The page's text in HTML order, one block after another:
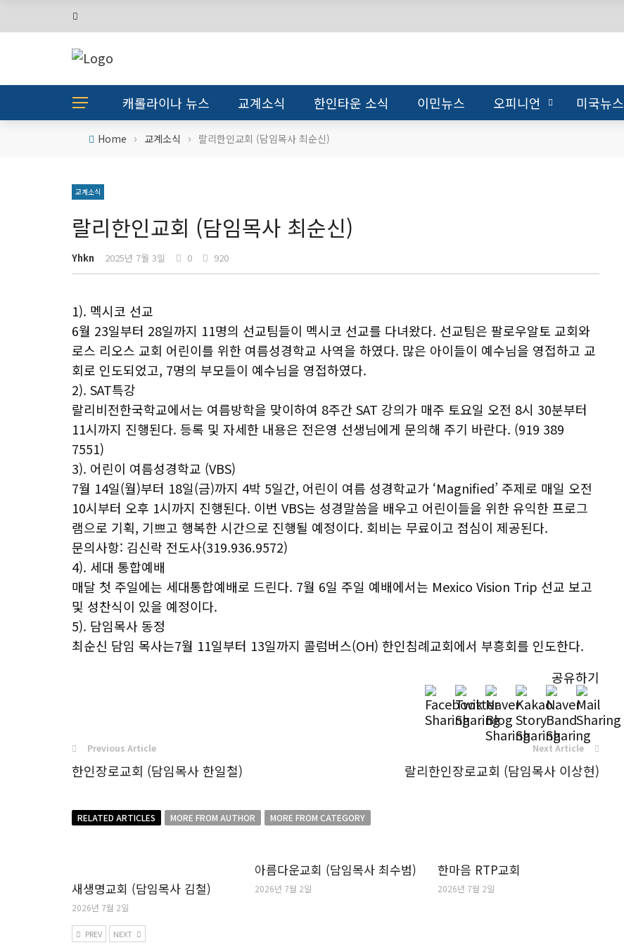
캐롤라이나 뉴스 교계소식 한인타운 소식 이민뉴스 오피니언 미국뉴스
Home › 교계소식 › 랄리한인교회 (담임목사 최순신)
교계소식
랄리한인교회 (담임목사 최순신)
Yhkn 2025년 7월 3일 0 920
1). 멕시코 선교
6월 23일부터 28일까지 11명의 선교팀들이 멕시코 선교를 다녀왔다. 선교팀은 팔로우알토 교회와
로스 리오스 교회 어린이를 위한 여름성경학교 사역을 하였다. 많은 아이들이 예수님을 영접하고 교
회로 인도되었고, 7명의 부모들이 예수님을 영접하였다.
2). SAT특강
랄리비전한국학교에서는 여름방학을 맞이하여 8주간 SAT 강의가 매주 토요일 오전 8시 30분부터
11시까지 진행된다. 등록 및 자세한 내용은 전은영 선생님에게 문의해 주기 바란다. (919 389
7551)
3). 어린이 여름성경학교 (VBS)
7월 14일(월)부터 18일(금)까지 4박 5일간, 어린이 여름 성경학교가 ‘Magnified’ 주제로 매일 오전
10시부터 오후 1시까지 진행된다. 이번 VBS는 성경말씀을 배우고 어린이들을 위한 유익한 프로그
램으로 기획, 기쁘고 행복한 시간으로 진행될 예정이다. 회비는 무료이고 점심이 제공된다.
문의사항: 김신락 전도사(319.936.9572)
4). 세대 통합예배
매달 첫 주일에는 세대통합예배로 드린다. 7월 6일 주일 예배에서는 Mexico Vision Trip 선교 보고
및 성찬식이 있을 예정이다.
5). 담임목사 동정
최순신 담임 목사는7월 11일부터 13일까지 콜럼버스(OH) 한인침례교회에서 부흥회를 인도한다.
공유하기
Previous Article
한인장로교회 (담임목사 한일철)
Next Article
랄리한인장로교회 (담임목사 이상현)
RELATED ARTICLES MORE FROM AUTHOR MORE FROM CATEGORY
새생명교회 (담임목사 김철)
2026년 7월 2일
아름다운교회 (담임목사 최수범)
2026년 7월 2일
한마음 RTP교회
2026년 7월 2일
PREV NEXT